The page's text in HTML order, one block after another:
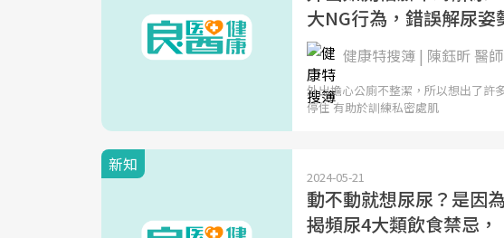
大NG行為，錯誤解尿
健康特搜簿 | 陳鈺昕 醫師
外出擔心公廁不整潔，所以想出了許
停住 有助於訓練私密處肌
新知
2024-05-21
動不動就想尿尿？是因
揭頻尿4大類飲食禁忌